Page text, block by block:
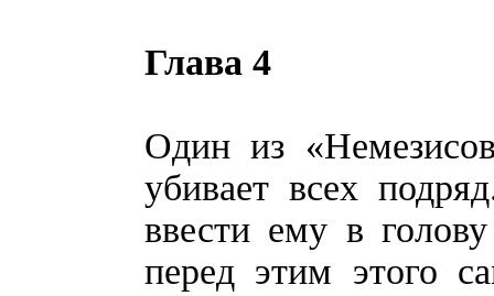
Глава 4
Один из
убивает всех
ввести ему в
перед этим этого